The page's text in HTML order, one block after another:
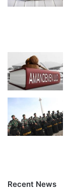
Recent News